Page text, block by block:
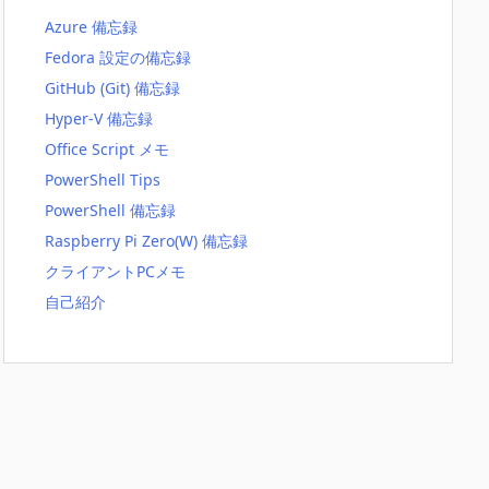
Azure 備忘録
Fedora 設定の備忘録
GitHub (Git) 備忘録
Hyper-V 備忘録
Office Script メモ
PowerShell Tips
PowerShell 備忘録
Raspberry Pi Zero(W) 備忘録
クライアントPCメモ
自己紹介